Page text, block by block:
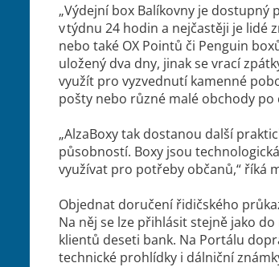
„Výdejní box Balíkovny je dostupný
v týdnu 24 hodin a nejčastěji je lidé
nebo také OX Pointů či Penguin
uložený dva dny, jinak se vrací
využít pro vyzvednutí kamenné
pošty nebo různé malé obchody po
„AlzaBoxy tak dostanou další
působností. Boxy jsou
využívat pro potřeby občanů,“ říká
Objednat doručení řidičského
Na něj se lze přihlásit stejně jako
klientů deseti bank. Na Portálu
technické prohlídky i dálniční